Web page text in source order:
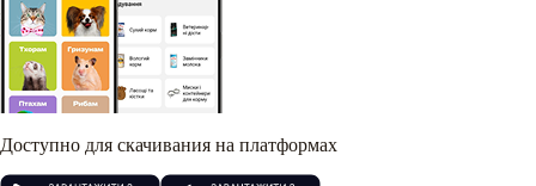
Доступно для скачивания на платформах